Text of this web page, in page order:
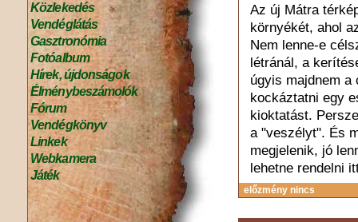
Közlekedés
Vendéglátás
Gasztronómia
Fotóalbum
Hírek, újdonságok
Élménybeszámolók
Fórum
Vendégkönyv
Linkek
Webkamera
Játék
Az új Mátra
környékét, ahol
Nem lenne-e
létránál, a
úgyis majdnem a
kockáztatni egy
kioktatást.
a "veszélyt". És
megjelenik, jó
lehetne rendelni
előzmény nincs